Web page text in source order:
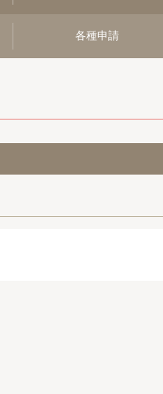
各種申請